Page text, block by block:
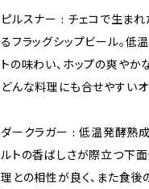
ピルスナー : チェコで生ま
るフラッグシップビール。低
トの味わい、ホップの爽やか
どんな料理にも合せやすいオ
ダークラガー : 低温発酵熟
ルトの香ばしさが際立つ下
理との相性が良く、また食後